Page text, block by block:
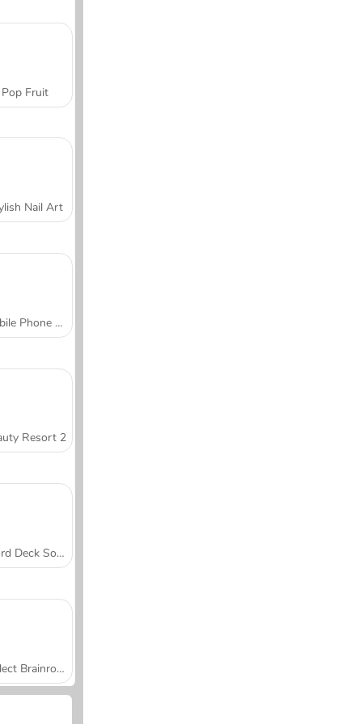
Pop Fruit
Nail Art
Mobile Phone Case Design & DIY
Resort 2
Word Deck Solitaire
Collect Brainrot Arena